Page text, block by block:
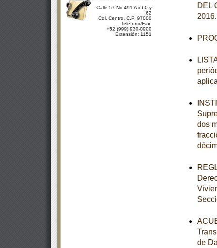
Calle 57 No 491 A x 60 y
62
Col. Centro, C.P. 97000
Teléfono/Fax:
+52 (999) 930-0900
Extensión: 1151
DEL
dos
de